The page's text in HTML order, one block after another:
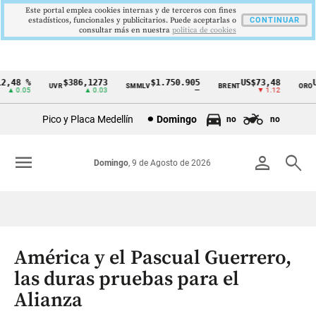
Cintillo
Colombia
%
0.05
UVR$386,1273
▲ 0.03
SMMLV$1.750.905 BRENTUS$73,48
▼ 1.12
ORO
Pico y Placa Medellín Domingo no no
person search
Domingo, 9 de Agosto de 2026
menu
América y el Pascual Guerrero,
las duras pruebas para el
Alianza
Este portal emplea cookies internas y de terceros con fines
estadísticos, funcionales y publicitarios. Puede aceptarlas o
consultar más en nuestra politica de cookies
CONTINUAR